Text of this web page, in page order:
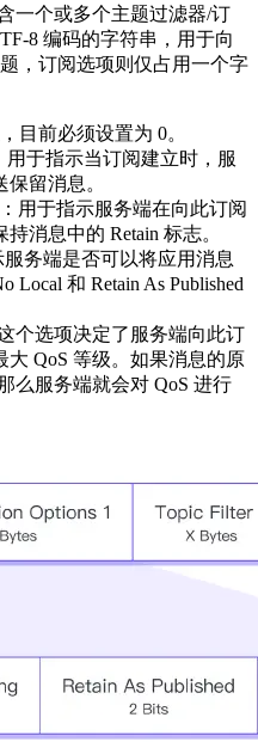
一个或多个主题过滤器/订
8 编码的字符串，用于向
，订阅选项则仅占用一个字
目前必须设置为 0。
用于指示当订阅建立时，服
留消息。
：用于指示服务端在向此订阅
消息中的 Retain 标志。
服务端是否可以将应用消息
和 Retain As Published
这个选项决定了服务端向此订
QoS 等级。如果消息的原
么服务端就会对 QoS 进行